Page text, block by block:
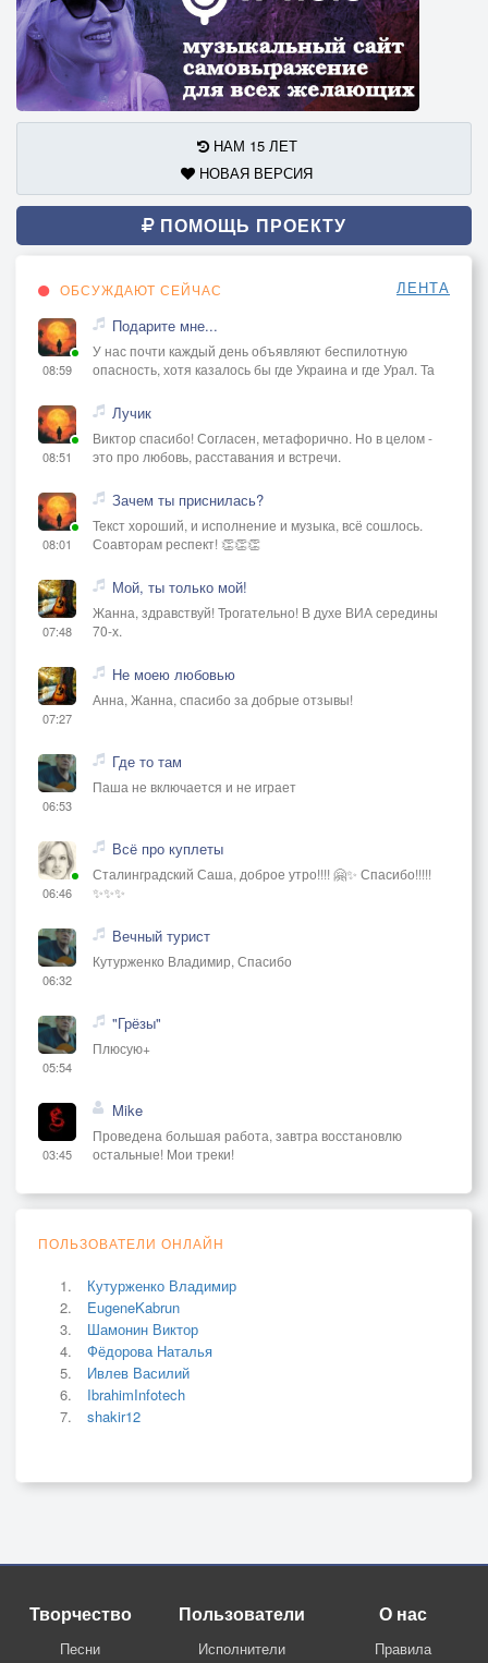
НАМ 15 ЛЕТ
НОВАЯ ВЕРСИЯ
ПОМОЩЬ ПРОЕКТУ
ОБСУЖДАЮТ СЕЙЧАС ЛЕНТА
08:59
Подарите мне...
У нас почти каждый день объявляют беспилотную
опасность, хотя казалось бы где Украина и где Урал. Та
08:51
Лучик
Виктор спасибо! Согласен, метафорично. Но в целом -
это про любовь, расставания и встречи.
08:01
Зачем ты приснилась?
Текст хороший, и исполнение и музыка, всё сошлось.
Соавторам респект! 👏👏👏
07:48
Мой, ты только мой!
Жанна, здравствуй! Трогательно! В духе ВИА середины
70-х.
07:27
Не моею любовью
Анна, Жанна, спасибо за добрые отзывы!
06:53
Где то там
Паша не включается и не играет
06:46
Всё про куплеты
Сталинградский Саша, доброе утро!!!! 🤗✨ Спасибо!!!!!
✨✨✨
06:32
Вечный турист
Кутурженко Владимир, Спасибо
05:54
"Грёзы"
Плюсую+
03:45
Mike
Проведена большая работа, завтра восстановлю
остальные! Мои треки!
ПОЛЬЗОВАТЕЛИ ОНЛАЙН
Кутурженко Владимир
EugeneKabrun
Шамонин Виктор
Фёдорова Наталья
Ивлев Василий
IbrahimInfotech
shakir12
Творчество
Песни
Пользователи
Исполнители
О нас
Правила